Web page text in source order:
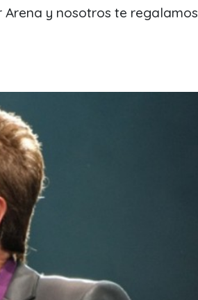
Arena y nosotros te regalamos